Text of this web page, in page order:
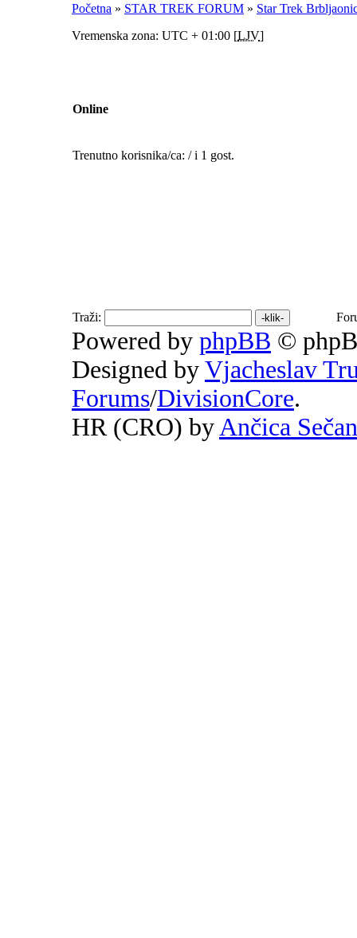
Početna » STAR TREK FORUM » Star Trek
Vremenska zona: UTC + 01:00 [LJV]
Online
Trenutno korisnika/ca: / i 1 gost.
Traži:
Powered by phpBB ©
Designed by Vjacheslav
Forums/DivisionCore.
HR (CRO) by Ančica Sečan